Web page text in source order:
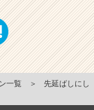
一覧 ＞
先延ばしにし